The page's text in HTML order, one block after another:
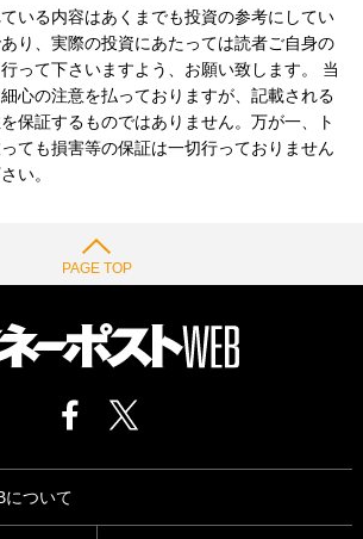
いる内容はあくまでも投資の参考にしてい
り、実際の投資にあたっては読者ご自身の
って下さいますよう、お願い致します。 当
心の注意を払っておりますが、記載される
保証するものではありません。万が一、ト
ても損害等の保証は一切行っておりません
い。
PAGE TOP
について